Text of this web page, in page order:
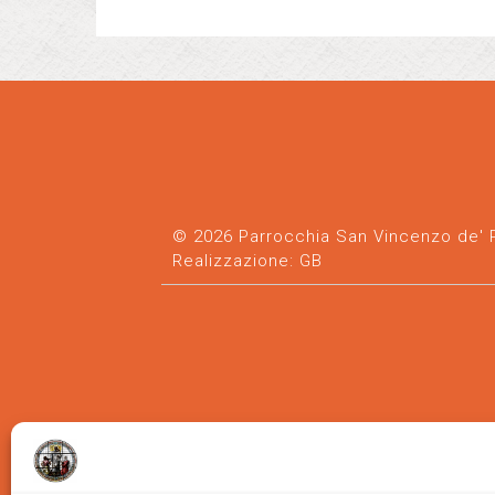
© 2026 Parrocchia San Vincenzo de'
Realizzazione: GB